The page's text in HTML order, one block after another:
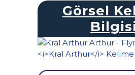
Görsel